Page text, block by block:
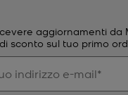
aggiornamenti da
sconto sul tuo primo